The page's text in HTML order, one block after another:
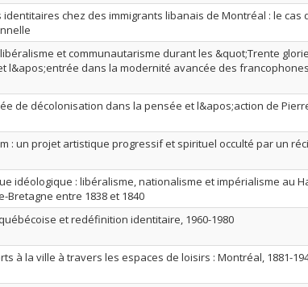
chez des immigrants libanais de Montréal : le cas
et communautarisme durant les &quot;Trente
l&apos;entrée dans la modernité avancée des
de décolonisation dans la pensée et l&apos;action de
: un projet artistique progressif et spirituel occulté par un
idéologique : libéralisme, nationalisme et impérialisme au
Bretagne entre 1838 et 1840
et redéfinition identitaire, 1960-1980
à la ville à travers les espaces de loisirs : Montréal, 1881-